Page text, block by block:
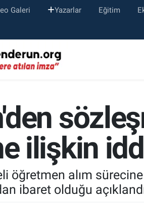
Galeri Yazarlar Eğitim
ilişkin
öğretmen alım
ibaret olduğu